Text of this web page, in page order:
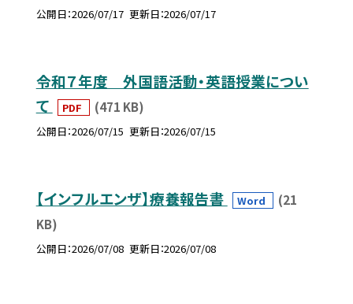
公開日 2026/07/17 更新日 2026/07/17
令和７年度 外国語活動・英語授業につい
て
PDF (471 KB)
公開日 2026/07/15 更新日 2026/07/15
【インフルエンザ】療養報告書 Word
(21
KB)
公開日 2026/07/08 更新日 2026/07/08